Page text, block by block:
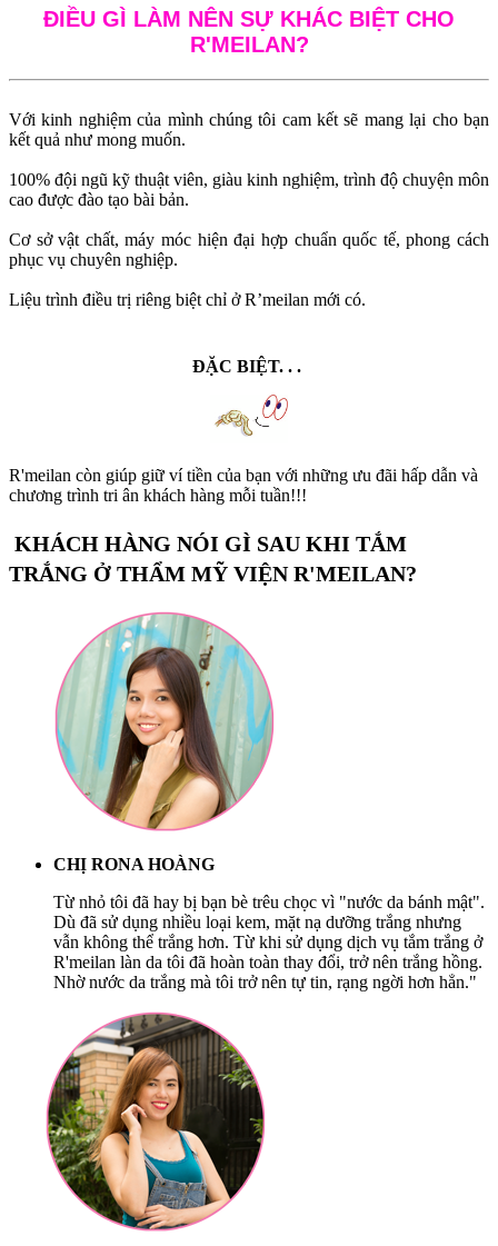
ĐIỀU GÌ LÀM NÊN SỰ KHÁC BIỆT CHO
R'MEILAN?
Với kinh nghiệm của mình chúng tôi cam kết sẽ mang lại cho bạn
kết quả như mong muốn.
100% đội ngũ kỹ thuật viên, giàu kinh nghiệm, trình độ chuyện môn
cao được đào tạo bài bản.
Cơ sở vật chất, máy móc hiện đại hợp chuẩn quốc tế, phong cách
phục vụ chuyên nghiệp.
Liệu trình điều trị riêng biệt chỉ ở R’meilan mới có.
ĐẶC BIỆT. . .
R'meilan còn giúp giữ ví tiền của bạn với những ưu đãi hấp dẫn và
chương trình tri ân khách hàng mỗi tuần!!!
KHÁCH HÀNG NÓI GÌ SAU KHI TẮM
TRẮNG Ở THẨM MỸ VIỆN R'MEILAN?
CHỊ RONA HOÀNG
Từ nhỏ tôi đã hay bị bạn bè trêu chọc vì "nước da bánh mật".
Dù đã sử dụng nhiều loại kem, mặt nạ dưỡng trắng nhưng
vẫn không thể trắng hơn. Từ khi sử dụng dịch vụ tắm trắng ở
R'meilan làn da tôi đã hoàn toàn thay đổi, trở nên trắng hồng.
Nhờ nước da trắng mà tôi trở nên tự tin, rạng ngời hơn hẳn."